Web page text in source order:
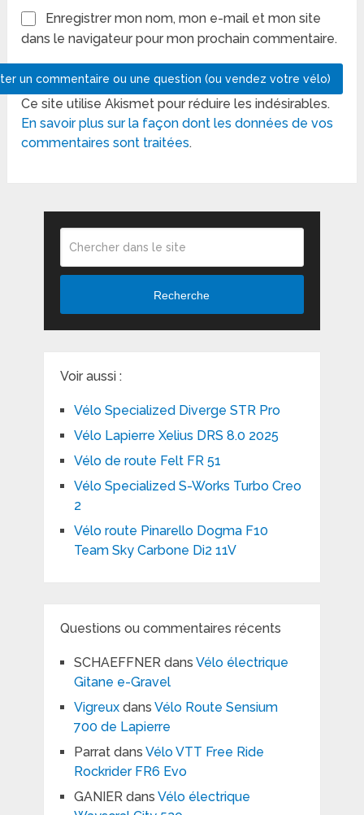
Enregistrer mon nom, mon e-mail et mon site
dans le navigateur pour mon prochain commentaire.
Ce site utilise Akismet pour réduire les indésirables.
En savoir plus sur la façon dont les données de vos
commentaires sont traitées.
Recherche
Voir aussi :
Vélo Specialized Diverge STR Pro
Vélo Lapierre Xelius DRS 8.0 2025
Vélo de route Felt FR 51
Vélo Specialized S-Works Turbo Creo
2
Vélo route Pinarello Dogma F10
Team Sky Carbone Di2 11V
Questions ou commentaires récents
SCHAEFFNERdans Vélo électrique
Gitane e-Gravel
Vigreuxdans Vélo Route Sensium
700 de Lapierre
Parratdans Vélo VTT Free Ride
Rockrider FR6 Evo
GANIERdans Vélo électrique